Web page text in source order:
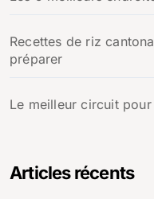
Recettes de riz
préparer
Le meilleur circuit
Articles récents